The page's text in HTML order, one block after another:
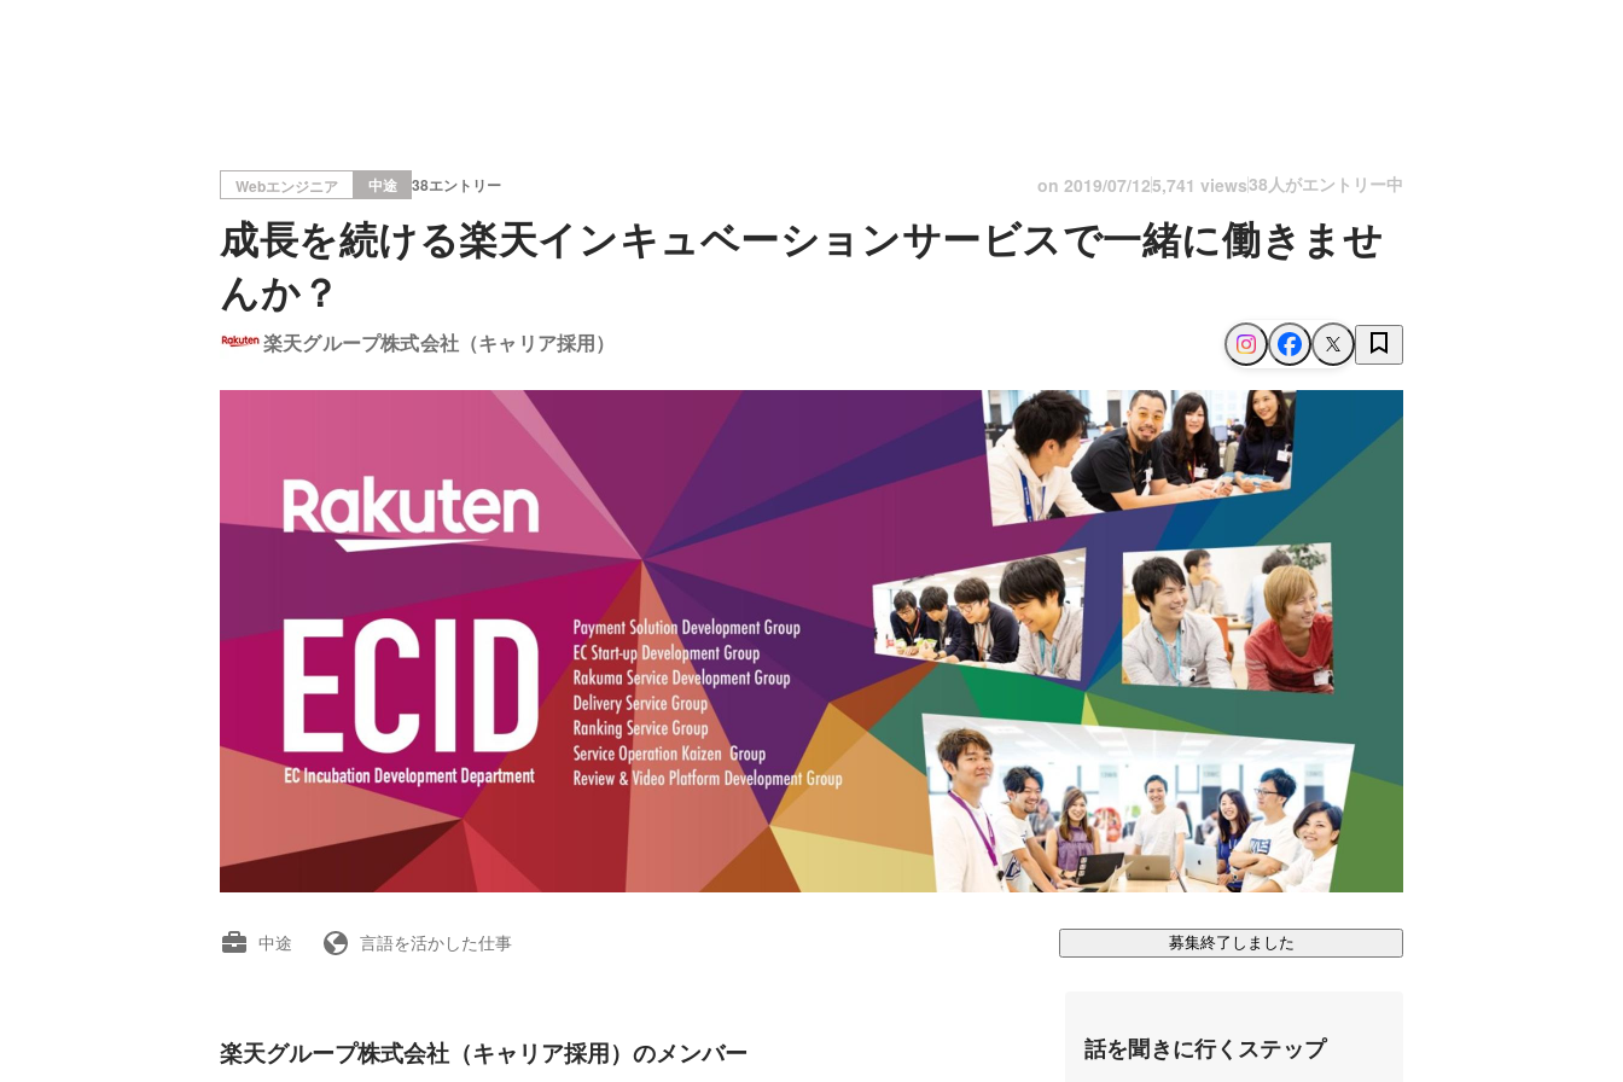
Webエンジニア 中途 38エントリー on 2019/07/125,741 views38人がエントリー中
成長を続ける楽天インキュベーションサービスで一緒に働きませ
んか？
楽天グループ株式会社（キャリア採用）
中途 言語を活かした仕事 募集終了しました
楽天グループ株式会社（キャリア採用）のメンバー 話を聞きに行くステップ